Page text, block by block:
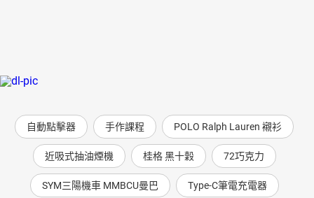
自動點擊器 手作課程 POLO Ralph Lauren 襯衫
近吸式抽油煙機 桂格 黑十穀 72巧克力
SYM三陽機車 MMBCU曼巴 Type-C筆電充電器